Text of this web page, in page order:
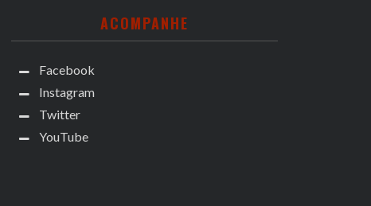
ACOMPANHE
Facebook
Instagram
Twitter
YouTube